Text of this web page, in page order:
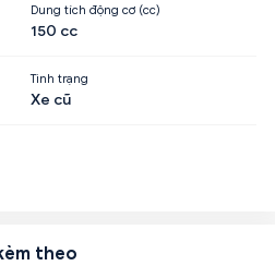
Dung tích động cơ (cc)
150 cc
Tình trạng
Xe cũ
theo